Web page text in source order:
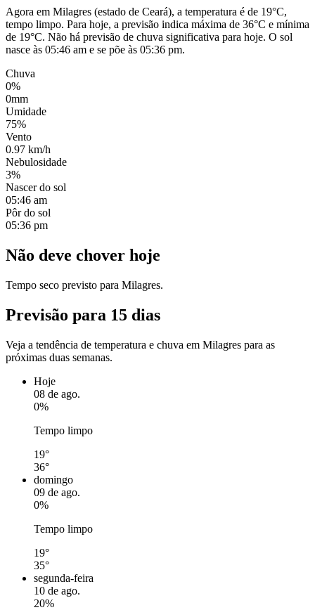
Agora em Milagres (estado de Ceará), a temperatura é de 19°C,
tempo limpo. Para hoje, a previsão indica máxima de 36°C e mínima
de 19°C. Não há previsão de chuva significativa para hoje. O sol
nasce às 05:46 am e se põe às 05:36 pm.
Chuva
0%
0mm
Umidade
75%
Vento
0.97 km/h
Nebulosidade
3%
Nascer do sol
05:46 am
Pôr do sol
05:36 pm
Não deve chover hoje
Tempo seco previsto para Milagres.
Previsão para 15 dias
Veja a tendência de temperatura e chuva em Milagres para as
próximas duas semanas.
Hoje
08 de ago.
0%
Tempo limpo
19°
36°
domingo
09 de ago.
0%
Tempo limpo
19°
35°
segunda-feira
10 de ago.
20%